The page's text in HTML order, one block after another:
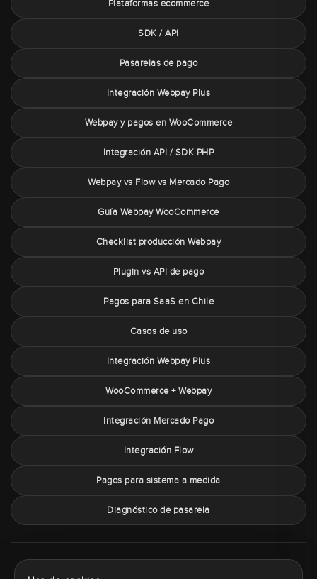
Plataformas ecommerce
SDK / API
Pasarelas de pago
Integración Webpay Plus
Webpay y pagos en WooCommerce
Integración API / SDK PHP
Webpay vs Flow vs Mercado Pago
Guía Webpay WooCommerce
Checklist producción Webpay
Plugin vs API de pago
Pagos para SaaS en Chile
Casos de uso
Integración Webpay Plus
WooCommerce + Webpay
Integración Mercado Pago
Integración Flow
Pagos para sistema a medida
Diagnóstico de pasarela